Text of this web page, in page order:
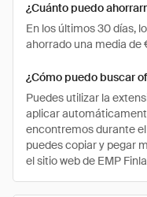
¿Cuánto puedo
En los últimos 30 días,
ahorrado una media de
¿Cómo puedo buscar
Puedes utilizar la
aplicar
encontremos durante
puedes copiar y pegar
el sitio web de EMP